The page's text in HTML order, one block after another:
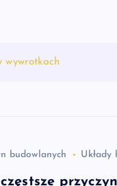
wywrotkach
budowlanych Układy